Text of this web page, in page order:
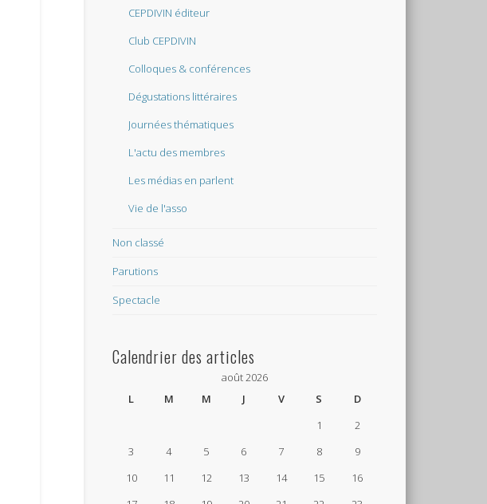
CEPDIVIN éditeur
Club CEPDIVIN
Colloques & conférences
Dégustations littéraires
Journées thématiques
L'actu des membres
Les médias en parlent
Vie de l'asso
Non classé
Parutions
Spectacle
Calendrier des articles
août 2026
L
M M J V S
D
1
2
3
4 5 6 7 8
9
10
11 12 13 14 15
16